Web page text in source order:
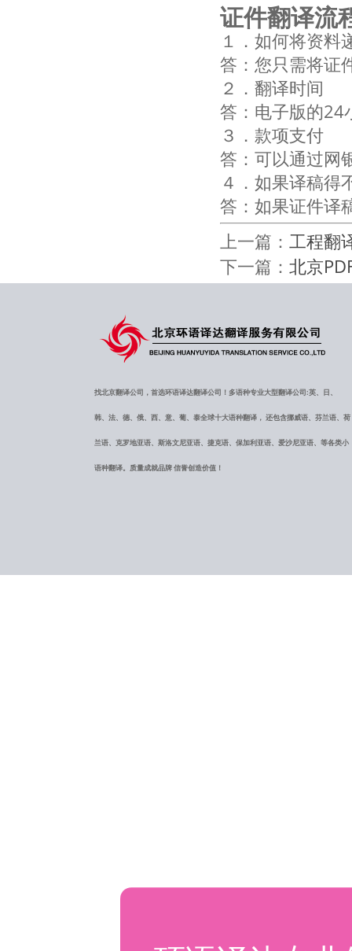
证件翻译流
１．如何将资料
答：您只需将证
２．翻译时间
答：电子版的24
３．款项支付
答：可以通过网
４．如果译稿得
答：如果证件译
上一篇： 工程翻
下一篇： 北京
找北京翻译公司，首选环语译达翻译公司！多语种专业大型翻译公司:英、日、
韩、法、德、俄、西、意、葡、泰全球十大语种翻译， 还包含挪威语、芬兰语、荷
兰语、克罗地亚语、斯洛文尼亚语、捷克语、保加利亚语、爱沙尼亚语、等各类小
语种翻译。质量成就品牌 信誉创造价值！